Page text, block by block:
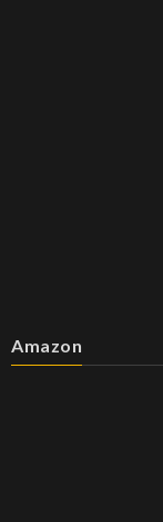
Amazon